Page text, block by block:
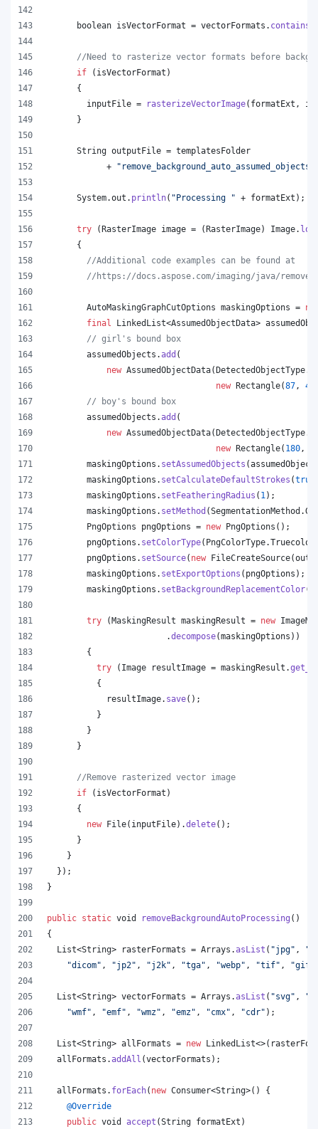
boolean isVectorFormat = vectorFormats . contains
//Need to rasterize vector formats before
if ( isVectorFormat )
      {
inputFile = rasterizeVectorImage( formatExt ,
      }
String outputFile = templatesFolder
            +
System.out . println( "Processing " + formatExt );
try (RasterImage image = (RasterImage) Image.
      {
//Additional code examples can be found at
//https://docs.aspose.com/imaging/java/remove-
AutoMaskingGraphCutOptions maskingOptions =
final
LinkedList<AssumedObjectData>
// girl's bound box
assumedObjects .add (
new AssumedObjectData(DetectedObjectType.
new Rectangle(87 , 47
// boy's bound box
assumedObjects .add (
new AssumedObjectData(DetectedObjectType.
new Rectangle( 180 ,
maskingOptions . setAssumedObjects (
maskingOptions . setCalculateDefaultStrokes (true
maskingOptions . setFeatheringRadius ( 1 );
maskingOptions . setMethod (SegmentationMethod .
PngOptions
pngOptions = new PngOptions ();
pngOptions . setColorType( PngColorType.
pngOptions . setSource( new FileCreateSource(
maskingOptions . setExportOptions ( pngOptions );
maskingOptions . setBackgroundReplacementColor(
try (MaskingResult maskingResult = new
                        .
decompose(maskingOptions ))
        {
try ( Image resultImage = maskingResult .
          {
resultImage. save();
          }
        }
      }
//Remove rasterized vector image
if ( isVectorFormat )
      {
new File( inputFile).delete();
      }
    }
  });
}
public static void removeBackgroundAutoProcessing ()
{
List<String> rasterFormats = Arrays .asList ( "jpg" ,
"dicom" , "jp2" , "j2k" , "tga" , "webp" , "tif" , "gif"
List<String> vectorFormats = Arrays .asList ( "svg" ,
"wmf" , "emf" , "wmz" , "emz" , "cmx" , "cdr" );
List<String> allFormats = new LinkedList<>(
allFormats .addAll (vectorFormats );
allFormats . forEach( new Consumer<String>() {
@Override
public void accept (String formatExt )